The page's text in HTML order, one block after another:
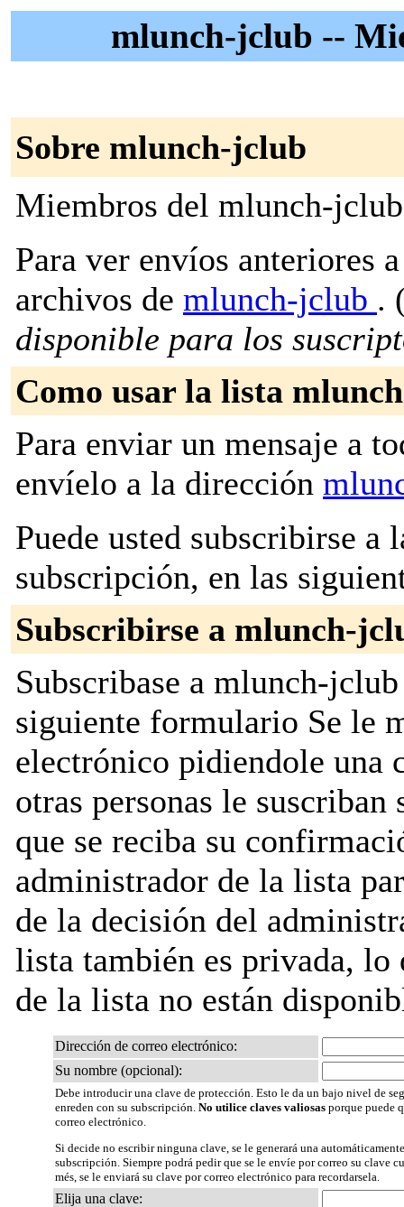
mlunch-jclub --
Sobre mlunch-jclub
Miembros del mlunch-jclub
Para ver envíos anteriores
archivos de mlunch-jclub .
disponible para los
Como usar la lista
Para enviar un mensaje a
envíelo a la dirección
Puede usted subscribirse a
subscripción, en las
Subscribirse a mlunch-
Subscribase a mlunch-
siguiente formulario Se le
electrónico pidiendole una
otras personas le
que se reciba su
administrador de la lista
de la decisión del
lista también es privada,
de la lista no están
Dirección de correo electrónico:
Su nombre (opcional):
Debe introducir una clave de protección. Esto le da un bajo nivel de
enreden con su subscripción. No utilice claves valiosas porque puede
correo electrónico.
Si decide no escribir ninguna clave, se le generará una
subscripción. Siempre podrá pedir que se le envíe por correo su clave
més, se le enviará su clave por correo electrónico para recordarsela.
Elija una clave: